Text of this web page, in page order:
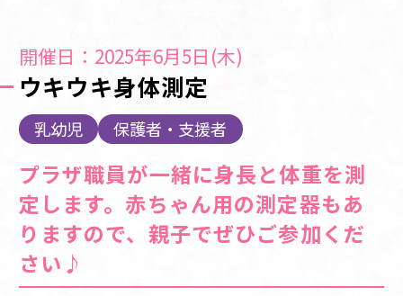
開催日：2025年6月5日(木)
ウキウキ身体測定
乳幼児 保護者・支援者
プラザ職員が一緒に身長と体重を測
定します。赤ちゃん用の測定器もあ
りますので、親子でぜひご参加くだ
さい♪